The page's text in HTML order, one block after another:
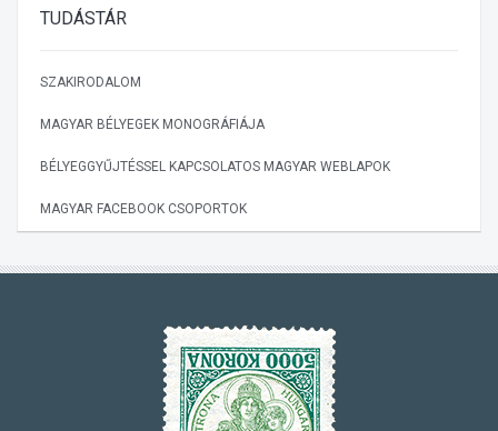
TUDÁSTÁR
SZAKIRODALOM
MAGYAR BÉLYEGEK MONOGRÁFIÁJA
BÉLYEGGYŰJTÉSSEL KAPCSOLATOS MAGYAR WEBLAPOK
MAGYAR FACEBOOK CSOPORTOK